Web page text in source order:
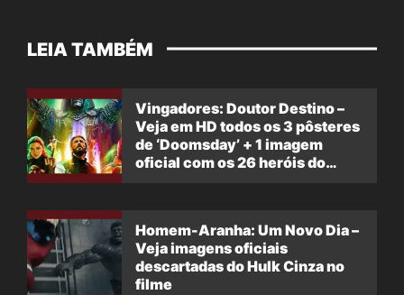
LEIA TAMBÉM
Vingadores: Doutor Destino –
Veja em HD todos os 3 pôsteres
de ‘Doomsday’ + 1 imagem
oficial com os 26 heróis do
Homem-Aranha: Um Novo Dia –
Veja imagens oficiais
descartadas do Hulk Cinza no
filme